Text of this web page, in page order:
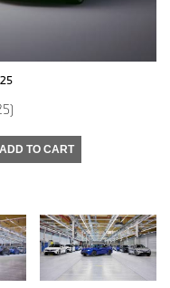
ADD TO CART